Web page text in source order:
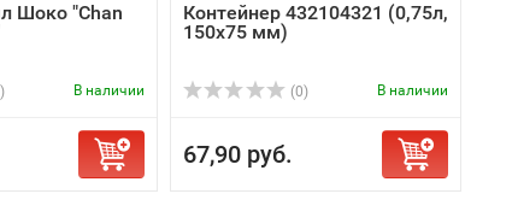
Шоко "Chan
В наличии
Контейнер 432104321 (0,75л,
150х75 мм)
(0) В наличии
67,90 руб.